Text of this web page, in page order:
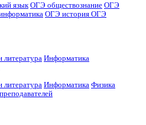
язык ОГЭ обществознание ОГЭ
ОГЭ история ОГЭ
литература Информатика
литература Информатика Физика